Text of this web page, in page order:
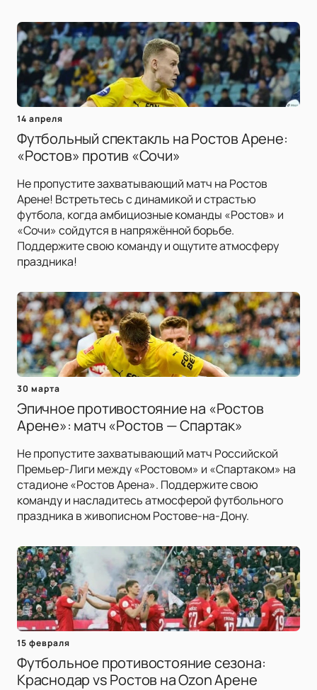
14 апреля
Футбольный спектакль на Ростов Арене:
«Ростов» против «Сочи»
Не пропустите захватывающий матч на Ростов
Арене! Встретьтесь с динамикой и страстью
футбола, когда амбициозные команды «Ростов» и
«Сочи» сойдутся в напряжённой борьбе.
Поддержите свою команду и ощутите атмосферу
праздника!
30 марта
Эпичное противостояние на «Ростов
Арене»: матч «Ростов — Спартак»
Не пропустите захватывающий матч Российской
Премьер-Лиги между «Ростовом» и «Спартаком» на
стадионе «Ростов Арена». Поддержите свою
команду и насладитесь атмосферой футбольного
праздника в живописном Ростове-на-Дону.
15 февраля
Футбольное противостояние сезона:
Краснодар vs Ростов на Ozon Арене